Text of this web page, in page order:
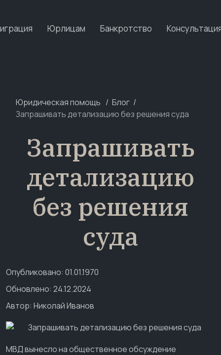
Юрлицам Банкротство
Юридическая помощь
Блог
Запрашивать детализацию без решения суда
Запрашивать
детализацию
без решения
суда
Опубликовано: 01.01.1970
Обновлено: 24.12.2024
Автор: Николай Иванов
МВД вынесло на общественное обсуждение